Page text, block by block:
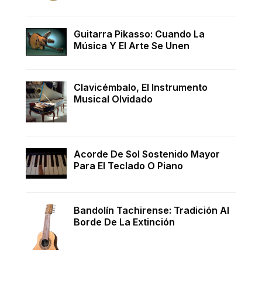
Guitarra Pikasso: Cuando La
Música Y El Arte Se Unen
Clavicémbalo, El Instrumento
Musical Olvidado
Acorde De Sol Sostenido Mayor
Para El Teclado O Piano
Bandolín Tachirense: Tradición Al
Borde De La Extinción